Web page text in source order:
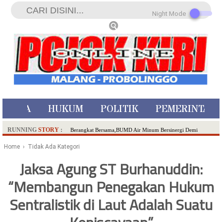
HUKUM POLITIK
RUNNING STORY : Berangkat Bersama,BUMD Air Minum Bersinergi Demi
Ditangkap di Kediri,Satu Buron
SDN Sumberejo 02 Kota Batu Kembangkan Program Inovasi
Literasi Melalui LASKAR JODA, Usung Filosofi Gelar Sehelai
Tikar
Ambulance Dari Berbagai Daerah Padati Kota Wisata Batu
Home › Tidak Ada Kategori
Jaksa Agung ST Burhanuddin:
“Membangun Penegakan Hukum
Sentralistik di Laut Adalah Suatu
Night Mode